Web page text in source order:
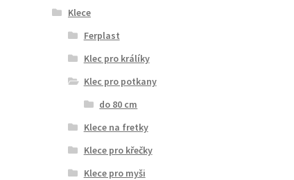
Klece
Ferplast
Klec pro králíky
Klec pro potkany
do 80 cm
Klece na fretky
Klece pro křečky
Klece pro myši